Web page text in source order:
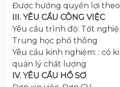
Được hưởng quyền lợi
III. YÊU CẦU CÔNG VIỆC
Yêu cầu trình độ: Tốt
Trung học phổ thông
Yêu cầu kinh nghiệm: : có
quản lý chất lượng
IV. YÊU CẦU HỒ SƠ